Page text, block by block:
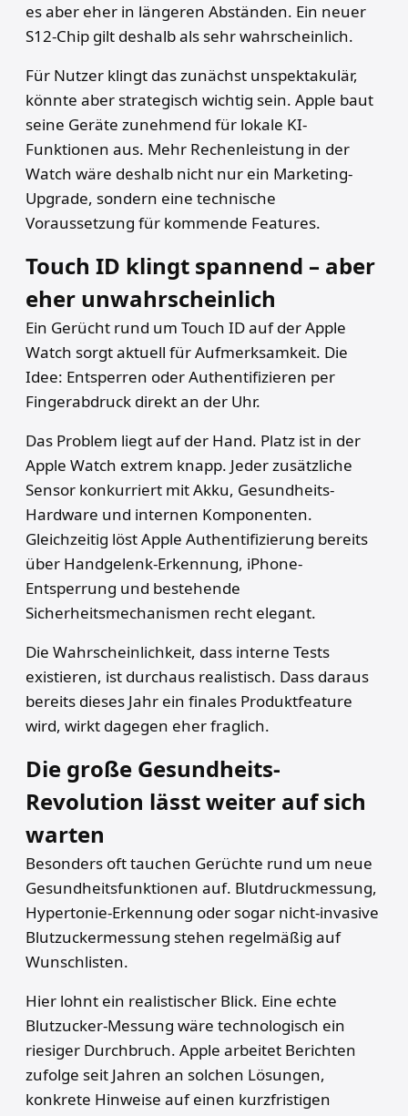
es aber eher in längeren Abständen. Ein neuer
S12-Chip gilt deshalb als sehr wahrscheinlich.
Für Nutzer klingt das zunächst unspektakulär,
könnte aber strategisch wichtig sein. Apple baut
seine Geräte zunehmend für lokale KI-
Funktionen aus. Mehr Rechenleistung in der
Watch wäre deshalb nicht nur ein Marketing-
Upgrade, sondern eine technische
Voraussetzung für kommende Features.
Touch ID klingt spannend – aber
eher unwahrscheinlich
Ein Gerücht rund um Touch ID auf der Apple
Watch sorgt aktuell für Aufmerksamkeit. Die
Idee: Entsperren oder Authentifizieren per
Fingerabdruck direkt an der Uhr.
Das Problem liegt auf der Hand. Platz ist in der
Apple Watch extrem knapp. Jeder zusätzliche
Sensor konkurriert mit Akku, Gesundheits-
Hardware und internen Komponenten.
Gleichzeitig löst Apple Authentifizierung bereits
über Handgelenk-Erkennung, iPhone-
Entsperrung und bestehende
Sicherheitsmechanismen recht elegant.
Die Wahrscheinlichkeit, dass interne Tests
existieren, ist durchaus realistisch. Dass daraus
bereits dieses Jahr ein finales Produktfeature
wird, wirkt dagegen eher fraglich.
Die große Gesundheits-
Revolution lässt weiter auf sich
warten
Besonders oft tauchen Gerüchte rund um neue
Gesundheitsfunktionen auf. Blutdruckmessung,
Hypertonie-Erkennung oder sogar nicht-invasive
Blutzuckermessung stehen regelmäßig auf
Wunschlisten.
Hier lohnt ein realistischer Blick. Eine echte
Blutzucker-Messung wäre technologisch ein
riesiger Durchbruch. Apple arbeitet Berichten
zufolge seit Jahren an solchen Lösungen,
konkrete Hinweise auf einen kurzfristigen